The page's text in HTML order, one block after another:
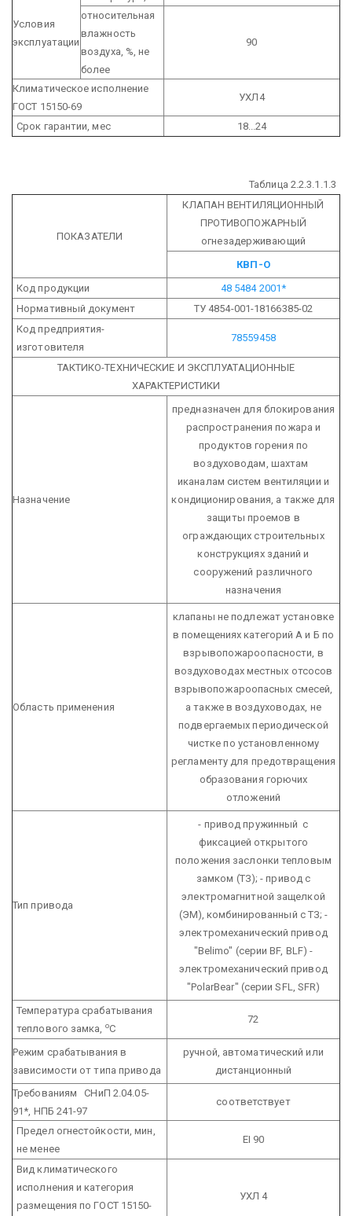
Условия
эксплуатации
относительная
влажность
воздуха, %, не
более
90
Климатическое исполнение
ГОСТ 15150-69
УХЛ4
Срок гарантии, мес 18...24
Таблица 2.2.3.1.1.3
ПОКАЗАТЕЛИ
КЛАПАН ВЕНТИЛЯЦИОННЫЙ
ПРОТИВОПОЖАРНЫЙ
огнезадерживающий
КВП-О
Код продукции
48 5484 2001*
Нормативный документ
ТУ 4854-001-18166385-02
Код предприятия-
изготовителя
78559458
ТАКТИКО-ТЕХНИЧЕСКИЕ И ЭКСПЛУАТАЦИОННЫЕ
ХАРАКТЕРИСТИКИ
Назначение
предназначен для блокирования
распространения пожара и
продуктов горения по
воздуховодам, шахтам
иканалам систем вентиляции и
кондиционирования, а также для
защиты проемов в
ограждающих строительных
конструкциях зданий и
сооружений различного
назначения
Область применения
клапаны не подлежат установке
в помещениях категорий А и Б по
взрывопожароопасности, в
воздуховодах местных отсосов
взрывопожароопасных смесей,
а также в воздуховодах, не
подвергаемых периодической
чистке по установленному
регламенту для предотвращения
образования горючих
отложений
Тип привода
- привод пружинный с
фиксацией открытого
положения заслонки тепловым
замком (ТЗ); - привод с
электромагнитной защелкой
(ЭМ), комбинированный с ТЗ; -
электромеханический привод
"Belimo" (серии BF, BLF) -
электромеханический привод
"PolarBear" (серии SFL, SFR)
Температура срабатывания
теплового замка,
оС
72
Режим срабатывания в
зависимости от типа привода
ручной, автоматический или
дистанционный
Требованиям СНиП 2.04.05-
91*, НПБ 241-97
соответствует
Предел огнестойкости, мин,
не менее
EI 90
Вид климатического
исполнения и категория
размещения по ГОСТ 15150-
УХЛ 4